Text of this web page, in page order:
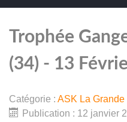
Trophée
(34) - 13
Catégorie : ASK La Grande
Publication : 12 janvier